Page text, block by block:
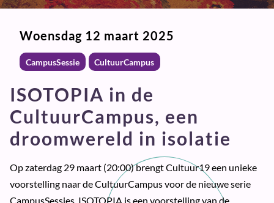
ISOTOPIA in de
CultuurCampus, een
droomwereld in isolatie
Op zaterdag 29 maart (20:00) brengt Cultuur19 een unieke
voorstelling naar de CultuurCampus voor de nieuwe serie
CampusSessies. ISOTOPIA is een voorstelling van de
Woensdag 12 maart 2025
CampusSessie CultuurCampus